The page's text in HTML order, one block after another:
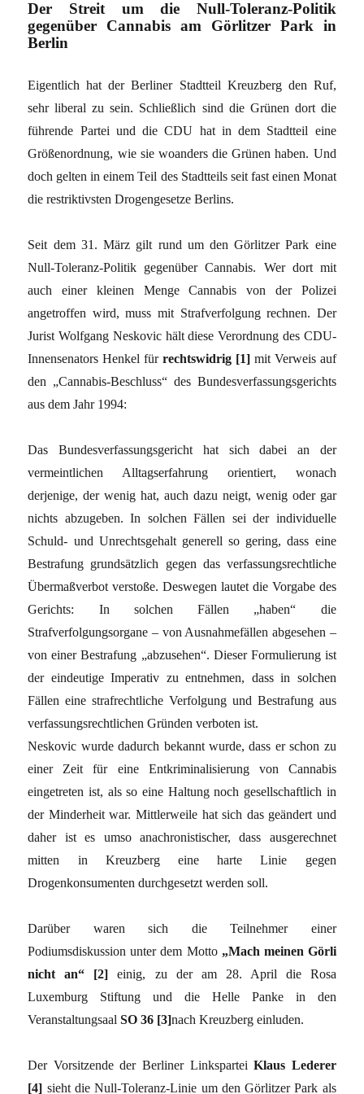
Der Streit um die Null-Toleranz-Politik
gegenüber Cannabis am Görlitzer Park in
Berlin
Eigentlich hat der Berliner Stadtteil Kreuzberg den Ruf,
sehr liberal zu sein. Schließlich sind die Grünen dort die
führende Partei und die CDU hat in dem Stadtteil eine
Größenordnung, wie sie woanders die Grünen haben. Und
doch gelten in einem Teil des Stadtteils seit fast einen Monat
die restriktivsten Drogengesetze Berlins.
Seit dem 31. März gilt rund um den Görlitzer Park eine
Null-Toleranz-Politik gegenüber Cannabis. Wer dort mit
auch einer kleinen Menge Cannabis von der Polizei
angetroffen wird, muss mit Strafverfolgung rechnen. Der
Jurist Wolfgang Neskovic hält diese Verordnung des CDU-
Innensenators Henkel fürrechtswidrig [1]mit Verweis auf
den „Cannabis-Beschluss“ des Bundesverfassungsgerichts
aus dem Jahr 1994:
Das Bundesverfassungsgericht hat sich dabei an der
vermeintlichen Alltagserfahrung orientiert, wonach
derjenige, der wenig hat, auch dazu neigt, wenig oder gar
nichts abzugeben. In solchen Fällen sei der individuelle
Schuld- und Unrechtsgehalt generell so gering, dass eine
Bestrafung grundsätzlich gegen das verfassungsrechtliche
Übermaßverbot verstoße. Deswegen lautet die Vorgabe des
Gerichts: In solchen Fällen „haben“ die
Strafverfolgungsorgane – von Ausnahmefällen abgesehen –
von einer Bestrafung „abzusehen“. Dieser Formulierung ist
der eindeutige Imperativ zu entnehmen, dass in solchen
Fällen eine strafrechtliche Verfolgung und Bestrafung aus
verfassungsrechtlichen Gründen verboten ist.
Neskovic wurde dadurch bekannt wurde, dass er schon zu
einer Zeit für eine Entkriminalisierung von Cannabis
eingetreten ist, als so eine Haltung noch gesellschaftlich in
der Minderheit war. Mittlerweile hat sich das geändert und
daher ist es umso anachronistischer, dass ausgerechnet
mitten in Kreuzberg eine harte Linie gegen
Drogenkonsumenten durchgesetzt werden soll.
Darüber waren sich die Teilnehmer einer
Podiumsdiskussion unter dem Motto „Mach meinen Görli
nicht an“ [2] einig, zu der am 28. April die Rosa
Luxemburg Stiftung und die Helle Panke in den
VeranstaltungsaalSO 36 [3]nach Kreuzberg einluden.
Der Vorsitzende der Berliner LinksparteiKlaus Lederer
[4] sieht die Null-Toleranz-Linie um den Görlitzer Park als